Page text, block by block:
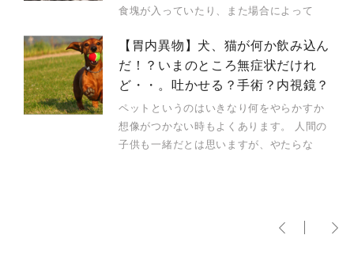
食塊が入っていたり、また場合によって
【胃内異物】犬、猫が何か飲み込ん
だ！？いまのところ無症状だけれ
ど・・。吐かせる？手術？内視鏡？
ペットというのはいきなり何をやらかすか
想像がつかない時もよくあります。 人間の
子供も一緒だとは思いますが、やたらな